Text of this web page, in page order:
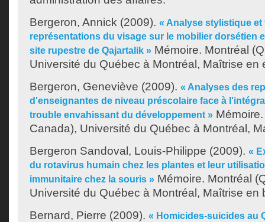
Bergeron, Annick (2009). « Analyse stylistique
représentations du visage sur le mobilier dorsétien
site rupestre de Qajartalik » Mémoire. Montréal
Université du Québec à Montréal, Maîtrise en
Bergeron, Geneviève (2009). « Analyses des
d'enseignantes de niveau préscolaire face à
trouble envahissant du développement »
Canada), Université du Québec à Montréal,
Bergeron Sandoval, Louis-Philippe (2009). «
du rotavirus humain chez les plantes et leur
immunitaire chez la souris » Mémoire. Montréal
Université du Québec à Montréal, Maîtrise en
Bernard, Pierre (2009). « Homicides-suicides au